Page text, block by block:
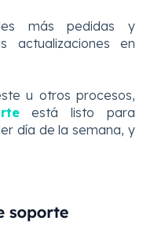
más pedidas y
actualizaciones en
u otros procesos,
está listo para
día de la semana, y